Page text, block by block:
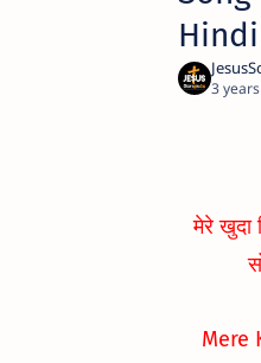
Hindi
3
मेरे खुदा
Mere